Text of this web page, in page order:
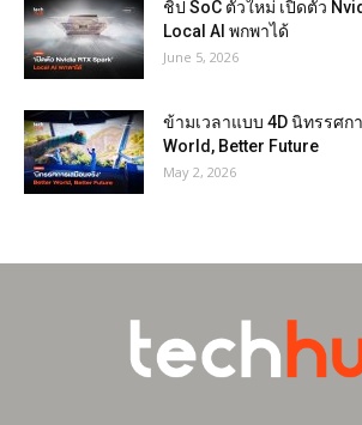
ชิป SoC ตัวใหม่ เปิดตัว
Local AI พกพาได้
June 5, 2026
ข้ามเวลาแบบ 4D นิทรรศก
World, Better Future
May 2, 2026